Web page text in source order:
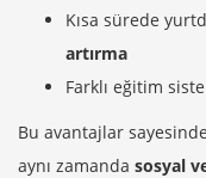
Kısa sürede
artırma
Farklı eğitim
Bu avantajlar
aynı zamanda sosyal